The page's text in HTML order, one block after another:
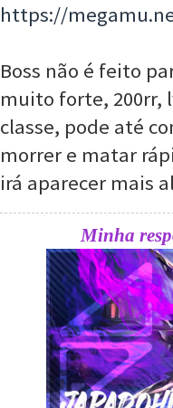
https://
Boss não é feito
muito forte, 200rr,
classe, pode até
morrer e matar
irá aparecer mais
Minha